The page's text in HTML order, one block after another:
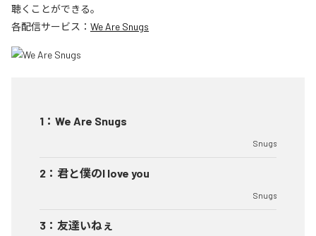
聴くことができる。
各配信サービス： We Are Snugs
1 ： We Are Snugs
Snugs
2 ： 君と僕のI love you
Snugs
3 ： 友達いねぇ